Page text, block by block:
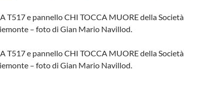
T517 e pannello CHI TOCCA MUORE della Società
– foto di Gian Mario Navillod.
T517 e pannello CHI TOCCA MUORE della Società
– foto di Gian Mario Navillod.